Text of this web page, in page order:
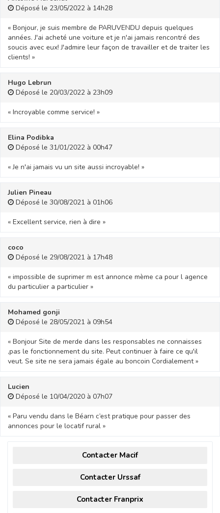
Déposé le 23/05/2022 à 14h28
« Bonjour, je suis membre de PARUVENDU depuis quelques
années. J'ai acheté une voiture et je n'ai jamais rencontré des
soucis avec eux! J'admire leur façon de travailler et de traiter les
clients! »
Hugo Lebrun
Déposé le 20/03/2022 à 23h09
« Incroyable comme service! »
Elina Podibka
Déposé le 31/01/2022 à 00h47
« Je n'ai jamais vu un site aussi incroyable! »
Julien Pineau
Déposé le 30/08/2021 à 01h06
« Excellent service, rien à dire »
coco
Déposé le 29/08/2021 à 17h48
« impossible de suprimer m est annonce mème ca pour l agence
du particulier a particulier »
Mohamed gonji
Déposé le 28/05/2021 à 09h54
« Bonjour Site de merde dans les responsables ne connaisses
,pas le fonctionnement du site. Peut continuer à faire ce qu'il
veut. Se site ne sera jamais égale au boncoin Cordialement »
Lucien
Déposé le 10/04/2020 à 07h07
« Paru vendu dans le Béarn c’est pratique pour passer des
annonces pour le locatif rural »
Contacter Macif
Contacter Urssaf
Contacter Franprix